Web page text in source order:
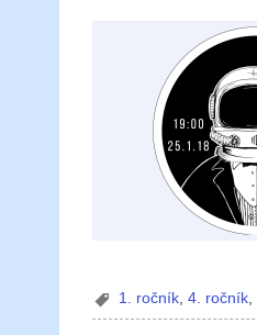
1. ročník ,4. ročník